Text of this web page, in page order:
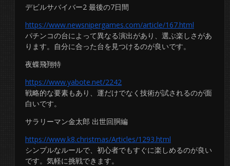
デビルサバイバー2 最後の7日間
https://www.newsnipergames.com/article/167.html
パチンコの台によって異なる演出があり、選ぶ楽しさがあ
ります。自分に合った台を見つけるのが良いです。
夜蝶飛翔特
https://www.yabote.net/2242
戦略的な要素もあり、運だけでなく技術が試されるのが面
白いです。
サラリーマン金太郎 出世回胴編
https://www.k8.christmas/Articles/1293.html
シンプルなルールで、初心者でもすぐに楽しめるのが良い
です。気軽に挑戦できます。